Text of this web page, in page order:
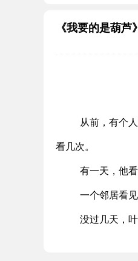
《我要的是葫
从前，有个
看几次。
有一天，他
一个邻居看
没过几天，